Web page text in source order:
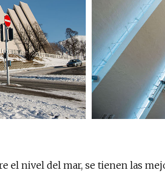
el nivel del mar, se tienen las